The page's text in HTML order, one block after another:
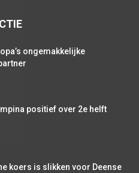
ongemakkelijke
positief over 2e helft
koers is slikken voor Deense